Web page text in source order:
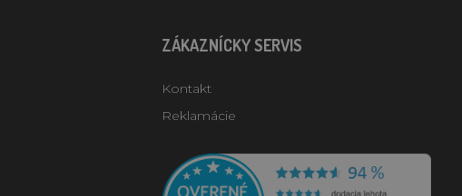
ZÁKAZNÍCKY SERVIS
Kontakt
Reklamácie